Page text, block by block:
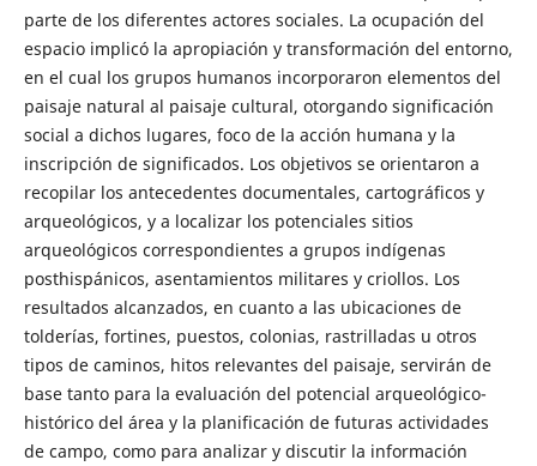
parte de los diferentes actores sociales. La ocupación del
espacio implicó la apropiación y transformación del entorno,
en el cual los grupos humanos incorporaron elementos del
paisaje natural al paisaje cultural, otorgando significación
social a dichos lugares, foco de la acción humana y la
inscripción de significados. Los objetivos se orientaron a
recopilar los antecedentes documentales, cartográficos y
arqueológicos, y a localizar los potenciales sitios
arqueológicos correspondientes a grupos indígenas
posthispánicos, asentamientos militares y criollos. Los
resultados alcanzados, en cuanto a las ubicaciones de
tolderías, fortines, puestos, colonias, rastrilladas u otros
tipos de caminos, hitos relevantes del paisaje, servirán de
base tanto para la evaluación del potencial arqueológico-
histórico del área y la planificación de futuras actividades
de campo, como para analizar y discutir la información